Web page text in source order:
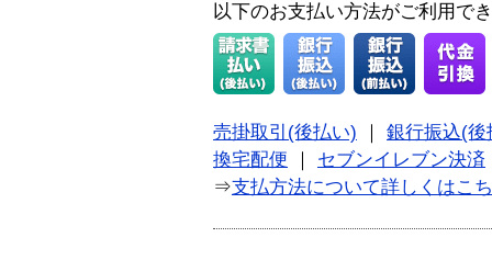
以下のお支払い方法がご利用で
売掛取引(後払い)
銀行振込(後
換宅配便
セブンイレブン決済
⇒支払方法について詳しくはこ